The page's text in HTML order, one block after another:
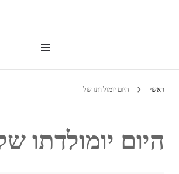
ראשי היום יומולדתו של
היום יומולדתו